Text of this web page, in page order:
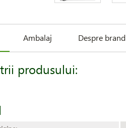
Ambalaj Despre brand
produsului: